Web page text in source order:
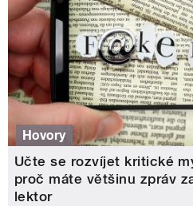
Hovory
Učte se rozvíjet kritické
proč máte většinu zpráv
lektor